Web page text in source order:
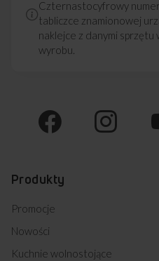
Czternastocyfrowy
tabliczce znamionowej
naklejce z danymi sprzętu
wyrobu.
Produkty
Promocje
Nowości
Kuchnie wolnostojące